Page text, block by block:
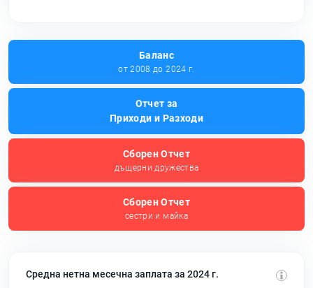
Баланс
от 2008 до 2024 г.
Отчет за
Приходи и Разходи
Сборен Отчет
дъщерни дружества
Сборен Отчет
сестри и майка
Средна нетна месечна заплата за 2024 г.